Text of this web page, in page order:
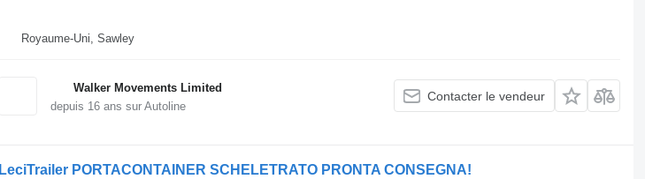
Royaume-Uni, Sawley
Walker Movements Limited
depuis 16ans sur Autoline
Contacter le vendeur
LeciTrailer PORTACONTAINER SCHELETRATO PRONTA CONSEGNA!